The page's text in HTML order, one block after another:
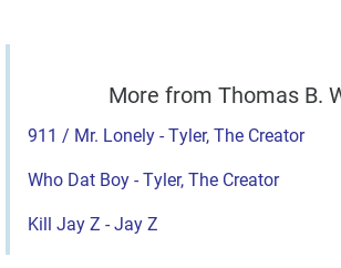
More from Thomas B.
911 / Mr. Lonely - Tyler, The Creator
Who Dat Boy - Tyler, The Creator
Kill Jay Z - Jay Z